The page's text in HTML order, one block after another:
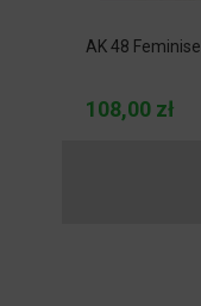
AK 48 Feminise
108,00 zł